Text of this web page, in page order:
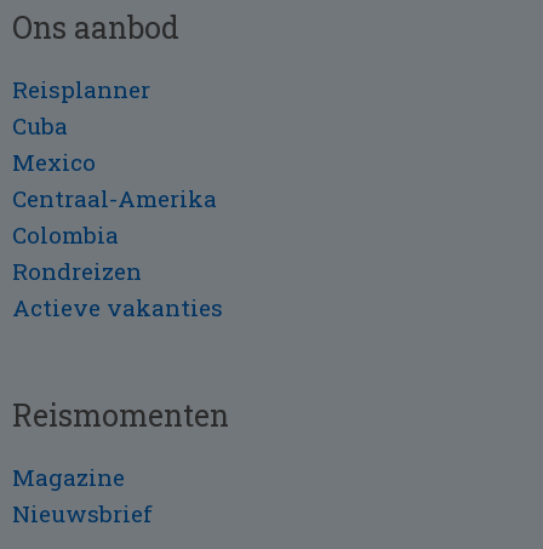
Ons aanbod
Reisplanner
Cuba
Mexico
Centraal-Amerika
Colombia
Rondreizen
Actieve vakanties
Reismomenten
Magazine
Nieuwsbrief